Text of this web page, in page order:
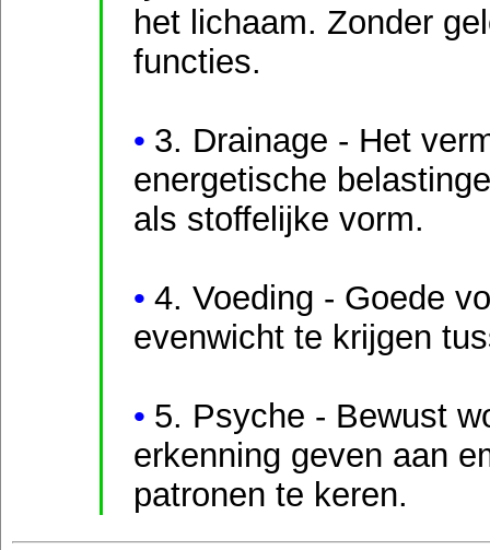
het lichaam. Zonder
functies.
3. Drainage - Het
energetische
als stoffelijke vorm.
4. Voeding - Goede
evenwicht te krijgen
5. Psyche - Bewust
erkenning geven aan
patronen te keren.